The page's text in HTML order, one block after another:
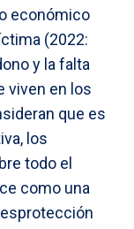
económico
(2022:
y la falta
viven en los
que es
los
todo el
como una